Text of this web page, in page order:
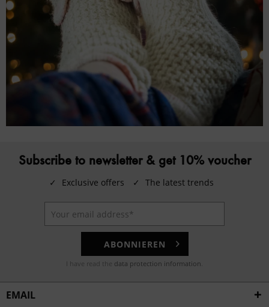
Subscribe to newsletter & get 10% voucher
✓ Exclusive offers ✓ The latest trends
ABONNIEREN
I have read the data protection information.
EMAIL